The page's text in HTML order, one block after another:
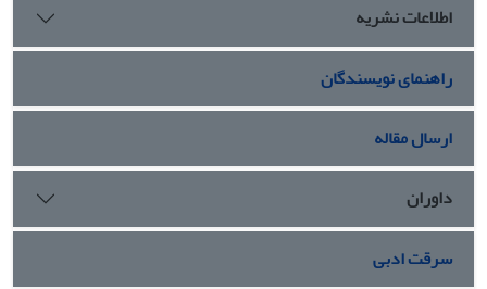
اطلاعات نشریه
راهنمای نویسندگان
ارسال مقاله
داوران
سرقت ادبی